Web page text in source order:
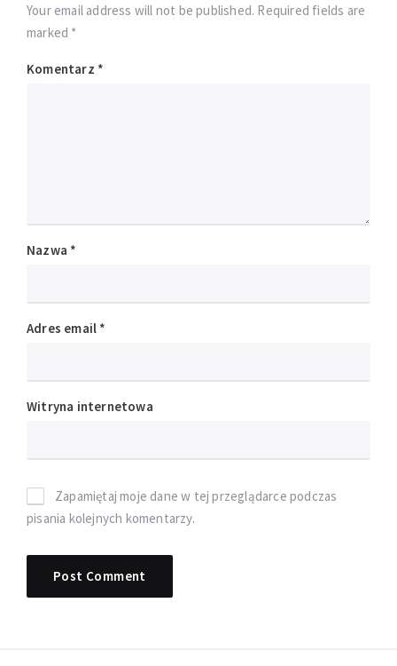
Your email address will not be published. Required fields are
marked *
Komentarz *
Nazwa *
Adres email *
Witryna internetowa
Zapamiętaj moje dane w tej przeglądarce podczas
pisania kolejnych komentarzy.